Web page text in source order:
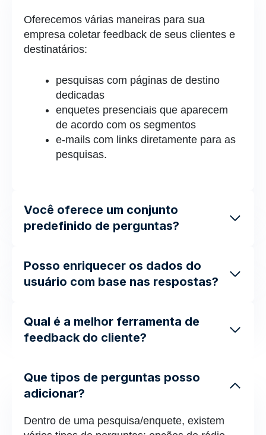
Oferecemos várias maneiras para sua
empresa coletar feedback de seus clientes e
destinatários:
pesquisas com páginas de destino
dedicadas
enquetes presenciais que aparecem
de acordo com os segmentos
e-mails com links diretamente para as
pesquisas.
Você oferece um conjunto
predefinido de perguntas?
Posso enriquecer os dados do
usuário com base nas respostas?
Qual é a melhor ferramenta de
feedback do cliente?
Que tipos de perguntas posso
adicionar?
Dentro de uma pesquisa/enquete, existem